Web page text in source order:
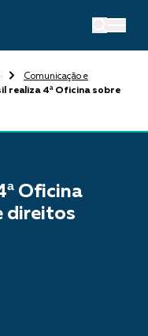
Comunicação e
realiza 4ª Oficina sobre
Oficina
direitos